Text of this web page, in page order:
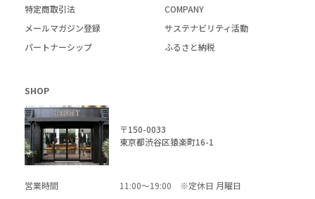
特定商取引法
COMPANY
メールマガジン登録
サステナビリティ活動
パートナーシップ
ふるさと納税
SHOP
〒150-0033
東京都渋谷区猿楽町16-1
営業時間 11:00～19:00 ※定休日 月曜日